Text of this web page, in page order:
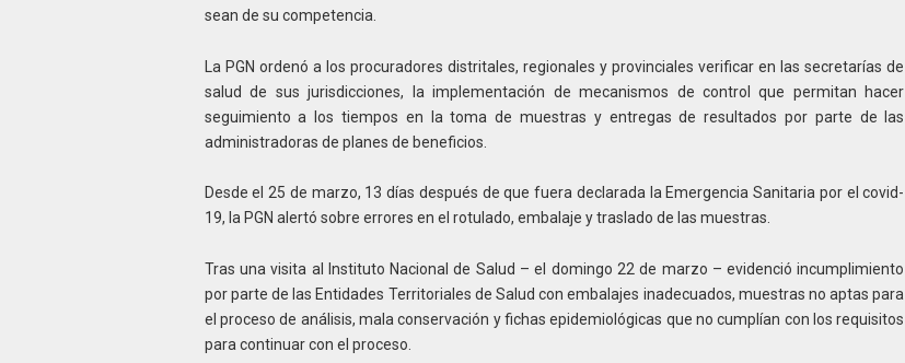
sean de su competencia.
La PGN ordenó a los procuradores distritales, regionales y provinciales verificar en las secretarías de
salud de sus jurisdicciones, la implementación de mecanismos de control que permitan hacer
seguimiento a los tiempos en la toma de muestras y entregas de resultados por parte de las
administradoras de planes de beneficios.
Desde el 25 de marzo, 13 días después de que fuera declarada la Emergencia Sanitaria por el covid-
19, la PGN alertó sobre errores en el rotulado, embalaje y traslado de las muestras.
Tras una visita al Instituto Nacional de Salud – el domingo 22 de marzo – evidenció incumplimiento
por parte de las Entidades Territoriales de Salud con embalajes inadecuados, muestras no aptas para
el proceso de análisis, mala conservación y fichas epidemiológicas que no cumplían con los requisitos
para continuar con el proceso.